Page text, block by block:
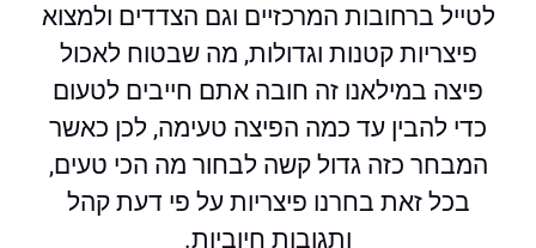
לטייל ברחובות המרכזיים וגם הצדדים ולמצוא
פיצריות קטנות וגדולות, מה שבטוח לאכול
פיצה במילאנו זה חובה אתם חייבים לטעום
כדי להבין עד כמה הפיצה טעימה, לכן כאשר
המבחר כזה גדול קשה לבחור מה הכי טעים,
בכל זאת בחרנו פיצריות על פי דעת קהל
ותגובות חיוביות.